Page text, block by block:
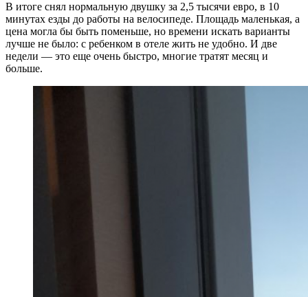
В итоге снял нормальную двушку за 2,5 тысячи евро, в 10
минутах езды до работы на велосипеде. Площадь маленькая, а
цена могла бы быть поменьше, но времени искать варианты
лучше не было: с ребенком в отеле жить не удобно. И две
недели — это еще очень быстро, многие тратят месяц и
больше.